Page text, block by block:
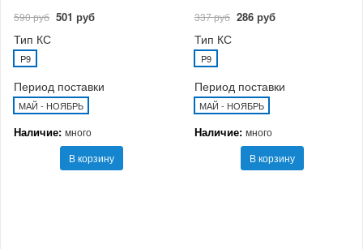
590 руб 501 руб
Тип КС
P9
Период поставки
МАЙ - НОЯБРЬ
Наличие: много
В корзину
337 руб 286 руб
Тип КС
P9
Период поставки
МАЙ - НОЯБРЬ
Наличие: много
В корзину